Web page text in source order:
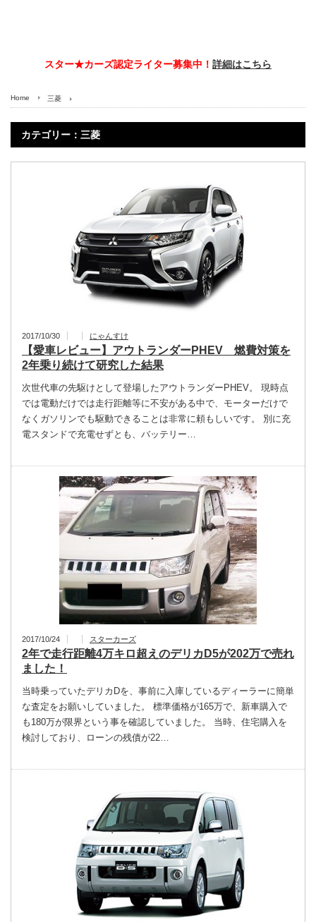
スター★カーズ認定ライター募集中！ 詳細はこちら
Home 三菱
カテゴリー：三菱
2017/10/30 にゃんすけ
【愛車レビュー】アウトランダーPHEV 燃費対策を
2年乗り続けて研究した結果
次世代車の先駆けとして登場したアウトランダーPHEV。 現時点
では電動だけでは走行距離等に不安がある中で、モーターだけで
なくガソリンでも駆動できることは非常に頼もしいです。 別に充
電スタンドで充電せずとも、バッテリー…
2017/10/24 スターカーズ
2年で走行距離4万キロ超えのデリカD5が202万で売れ
ました！
当時乗っていたデリカDを、事前に入庫しているディーラーに簡単
な査定をお願いしていました。 標準価格が165万で、新車購入で
も180万が限界という事を確認していました。 当時、住宅購入を
検討しており、ローンの残債が22…